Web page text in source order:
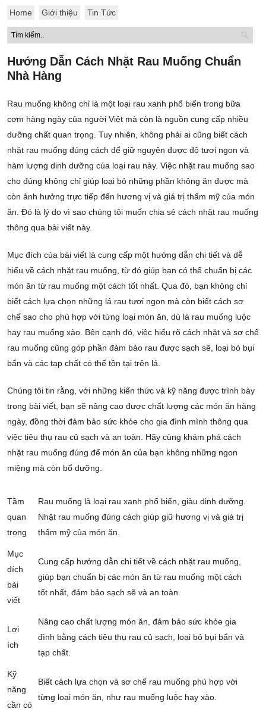
Home Giới thiệu Tin Tức
Hướng Dẫn Cách Nhặt Rau Muống Chuẩn
Nhà Hàng
Rau muống không chỉ là một loại rau xanh phổ biến trong bữa
cơm hàng ngày của người Việt mà còn là nguồn cung cấp nhiều
dưỡng chất quan trọng. Tuy nhiên, không phải ai cũng biết cách
nhặt rau muống đúng cách để giữ nguyên được độ tươi ngon và
hàm lượng dinh dưỡng của loại rau này. Việc nhặt rau muống sao
cho đúng không chỉ giúp loại bỏ những phần không ăn được mà
còn ảnh hưởng trực tiếp đến hương vị và giá trị thẩm mỹ của món
ăn. Đó là lý do vì sao chúng tôi muốn chia sẻ cách nhặt rau muống
thông qua bài viết này.
Mục đích của bài viết là cung cấp một hướng dẫn chi tiết và dễ
hiểu về cách nhặt rau muống, từ đó giúp bạn có thể chuẩn bị các
món ăn từ rau muống một cách tốt nhất. Qua đó, bạn không chỉ
biết cách lựa chọn những lá rau tươi ngon mà còn biết cách sơ
chế sao cho phù hợp với từng loại món ăn, dù là rau muống luộc
hay rau muống xào. Bên cạnh đó, việc hiểu rõ cách nhặt và sơ chế
rau muống cũng góp phần đảm bảo rau được sạch sẽ, loại bỏ bụi
bẩn và các tạp chất có thể tồn tại trên lá.
Chúng tôi tin rằng, với những kiến thức và kỹ năng được trình bày
trong bài viết, bạn sẽ nâng cao được chất lượng các món ăn hàng
ngày, đồng thời đảm bảo sức khỏe cho gia đình mình thông qua
việc tiêu thụ rau củ sạch và an toàn. Hãy cùng khám phá cách
nhặt rau muống đúng để món ăn của bạn không những ngon
miệng mà còn bổ dưỡng.
Tầm
quan
trọng
Rau muống là loại rau xanh phổ biến, giàu dinh dưỡng.
Nhặt rau muống đúng cách giúp giữ hương vị và giá trị
thẩm mỹ của món ăn.
Mục
đích
bài
viết
Cung cấp hướng dẫn chi tiết về cách nhặt rau muống,
giúp bạn chuẩn bị các món ăn từ rau muống một cách
tốt nhất, đảm bảo sạch sẽ và an toàn.
Lợi
ích
Nâng cao chất lượng món ăn, đảm bảo sức khỏe gia
đình bằng cách tiêu thụ rau củ sạch, loại bỏ bụi bẩn và
tạp chất.
Kỹ
năng
cần có
Biết cách lựa chọn và sơ chế rau muống phù hợp với
từng loại món ăn, như rau muống luộc hay xào.